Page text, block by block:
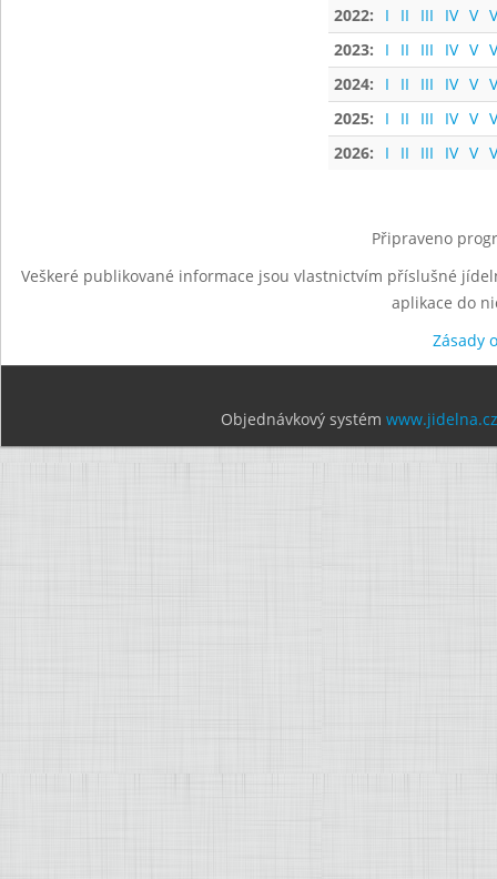
2022:
I II III IV V
2023:
I II III IV V
2024:
I II III IV V
2025:
I II III IV V
2026:
I II III IV V
Připraveno
Veškeré publikované informace jsou vlastnictvím příslušné
aplikace do
Zásady
Objednávkový systém www.jidelna.cz